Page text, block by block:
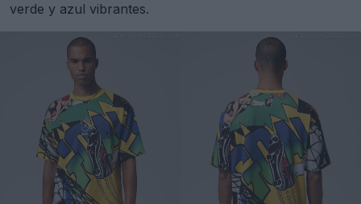
verde y azul vibrantes.